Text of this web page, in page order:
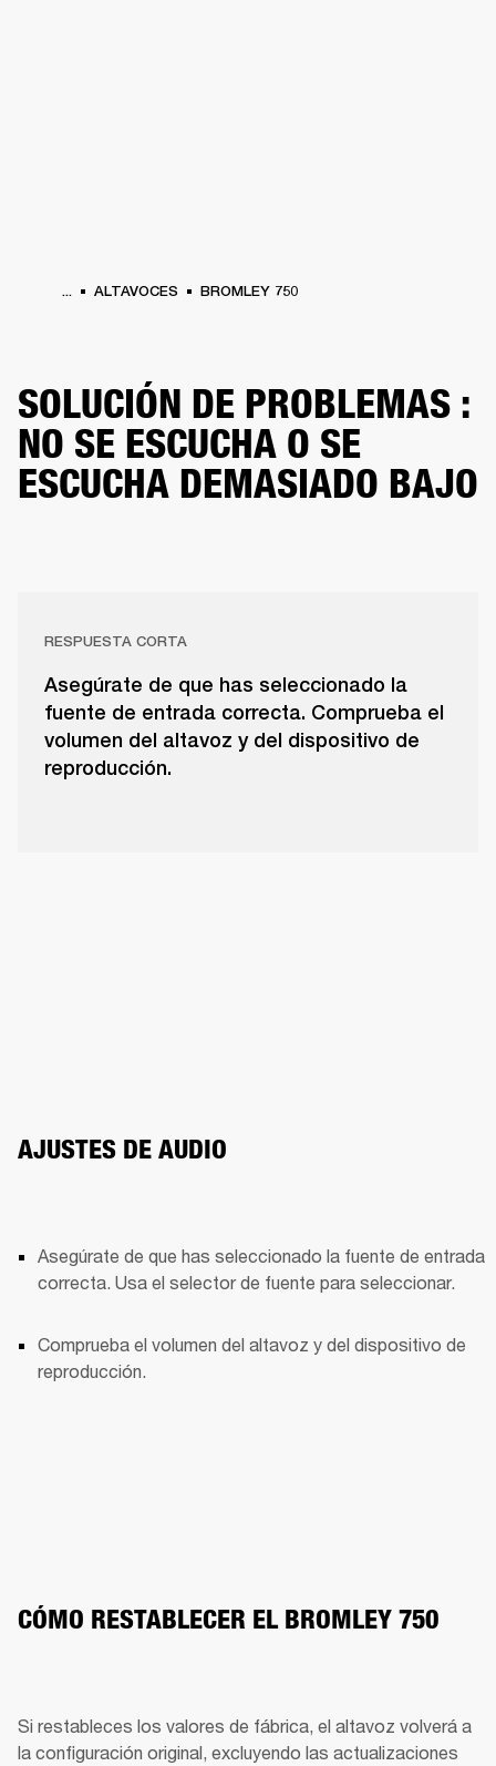
... ALTAVOCES BROMLEY 750
SOLUCIÓN DE PROBLEMAS :
NO SE ESCUCHA O SE
ESCUCHA DEMASIADO BAJO
RESPUESTA CORTA
Asegúrate de que has seleccionado la
fuente de entrada correcta. Comprueba el
volumen del altavoz y del dispositivo de
reproducción.
AJUSTES DE AUDIO
Asegúrate de que has seleccionado la fuente de entrada
correcta. Usa el selector de fuente para seleccionar.
Comprueba el volumen del altavoz y del dispositivo de
reproducción.
CÓMO RESTABLECER EL BROMLEY 750
Si restableces los valores de fábrica, el altavoz volverá a
la configuración original, excluyendo las actualizaciones